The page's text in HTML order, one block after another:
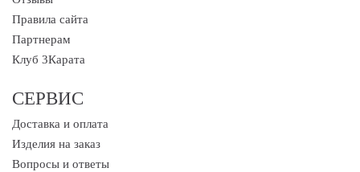
Правила сайта
Партнерам
Клуб 3Карата
СЕРВИС
Доставка и оплата
Изделия на заказ
Вопросы и ответы